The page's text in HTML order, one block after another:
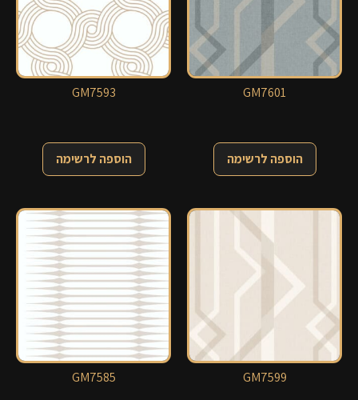
GM7593
הוספה לרשימה
GM7601
הוספה לרשימה
GM7585 GM7599